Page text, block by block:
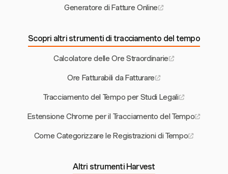
Generatore di Fatture Online
Scopri altri strumenti di tracciamento del tempo
Calcolatore delle Ore Straordinarie
Ore Fatturabili da Fatturare
Tracciamento del Tempo per Studi Legali
Estensione Chrome per il Tracciamento del Tempo
Come Categorizzare le Registrazioni di Tempo
Altri strumenti Harvest